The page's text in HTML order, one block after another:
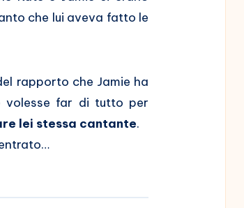
che lui aveva fatto le
rapporto che Jamie ha
volesse far di tutto per
lei stessa cantante.